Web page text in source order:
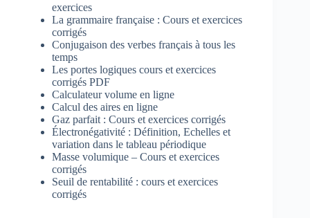
exercices
La grammaire française : Cours et exercices
corrigés
Conjugaison des verbes français à tous les
temps
Les portes logiques cours et exercices
corrigés PDF
Calculateur volume en ligne
Calcul des aires en ligne
Gaz parfait : Cours et exercices corrigés
Électronégativité : Définition, Echelles et
variation dans le tableau périodique
Masse volumique – Cours et exercices
corrigés
Seuil de rentabilité : cours et exercices
corrigés